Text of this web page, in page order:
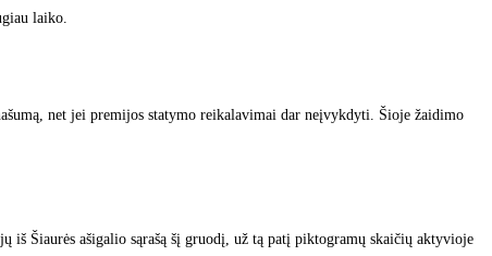
laiko.
net jei premijos statymo reikalavimai dar neįvykdyti. Šioje žaidimo
iš Šiaurės ašigalio sąrašą šį gruodį, už tą patį piktogramų skaičių aktyvioje